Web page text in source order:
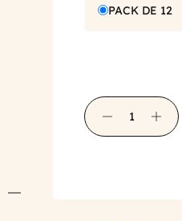
PACK DE 12